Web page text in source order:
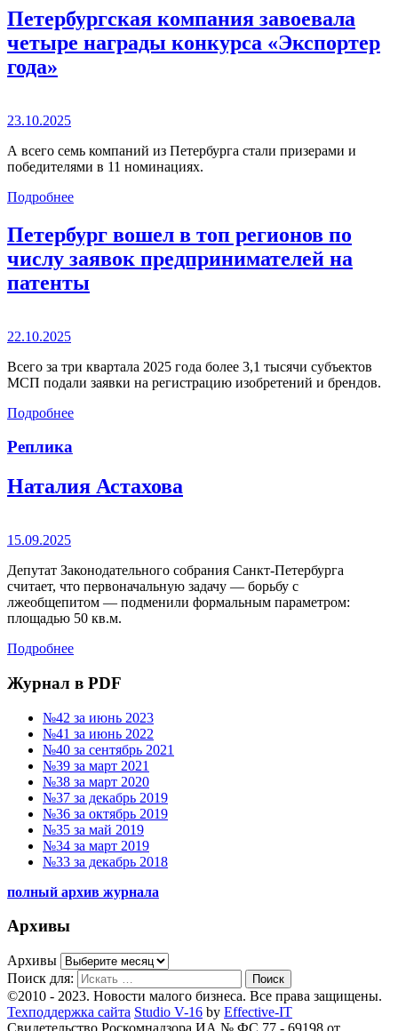
Петербургская компания завоевала
четыре награды конкурса «Экспортер
года»
23.10.2025
А всего семь компаний из Петербурга стали призерами и
победителями в 11 номинациях.
Подробнее
Петербург вошел в топ регионов по
числу заявок предпринимателей на
патенты
22.10.2025
Всего за три квартала 2025 года более 3,1 тысячи субъектов
МСП подали заявки на регистрацию изобретений и брендов.
Подробнее
Реплика
Наталия Астахова
15.09.2025
Депутат Законодательного собрания Санкт-Петербурга
считает, что первоначальную задачу — борьбу с
лжеобщепитом — подменили формальным параметром:
площадью 50 кв.м.
Подробнее
Журнал в PDF
№42 за июнь 2023
№41 за июнь 2022
№40 за сентябрь 2021
№39 за март 2021
№38 за март 2020
№37 за декабрь 2019
№36 за октябрь 2019
№35 за май 2019
№34 за март 2019
№33 за декабрь 2018
полный архив журнала
Архивы
Архивы
Поиск для:
Поиск
©2010 - 2023. Новости малого бизнеса. Все права защищены.
Техподдержка сайта Studio V-16 by Effective-IT
Свидетельство Роскомнадзора ИА № ФС 77 - 69198 от